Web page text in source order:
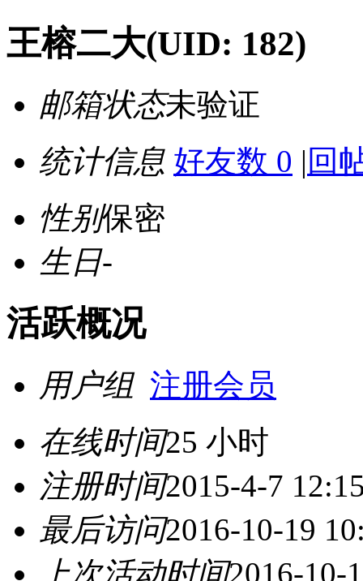
王榕二大(UID: 182)
邮箱状态未验证
统计信息 好友数 0 | 回
性别保密
生日-
活跃概况
用户组 注册会员
在线时间25 小时
注册时间2015-4-7
最后访问2016-10-19
上次活动时间2016-10-